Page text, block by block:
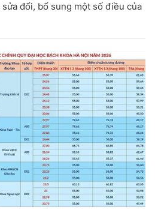
đổi, bổ sung một số điều của